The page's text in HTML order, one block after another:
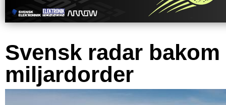
Svensk radar bakom
miljardorder